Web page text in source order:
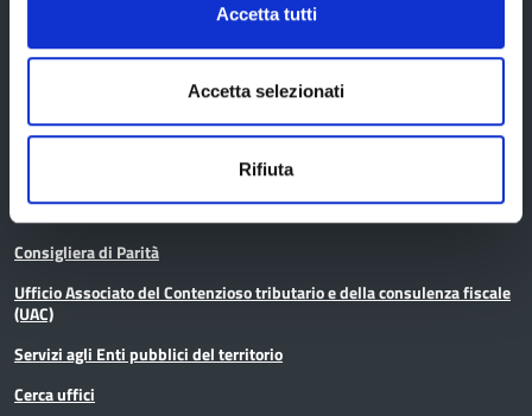
Accetta tutti
Accetta selezionati
Rifiuta
Modulistica
Strumenti di Tutela Amministrativa e Giurisdizionale
Archivio e Biblioteca
Consigliera di Parità
Ufficio Associato del Contenzioso tributario e della consulenza fiscale
(UAC)
Servizi agli Enti pubblici del territorio
Cerca uffici